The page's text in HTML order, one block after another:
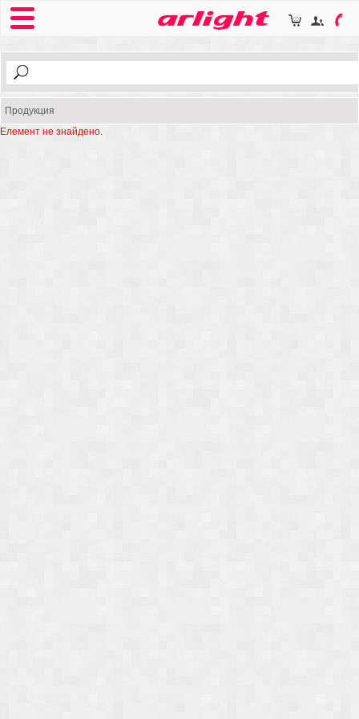
Продукция
Елемент не знайдено.